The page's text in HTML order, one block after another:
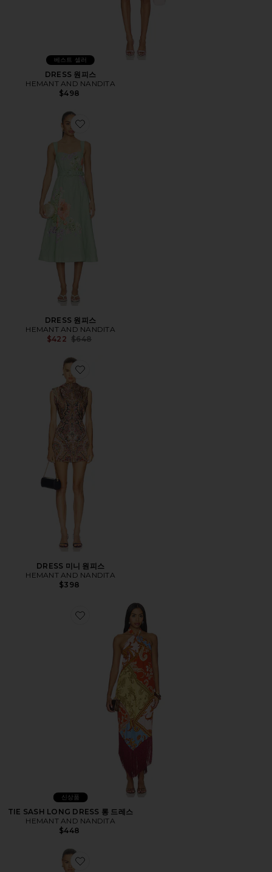
베스트 셀러
DRESS 원피스
HEMANT AND NANDITA
$498
Favorite DRESS 원피스
DRESS 원피스
HEMANT AND NANDITA
$422 Previous price:
$648
Favorite DRESS 미니 원피스
DRESS 미니 원피스
HEMANT AND NANDITA
$398
Favorite TIE SASH LONG DRESS 롱 드레스
신상품
TIE SASH LONG DRESS 롱 드레스
HEMANT AND NANDITA
$448
Favorite DRESS 원피스